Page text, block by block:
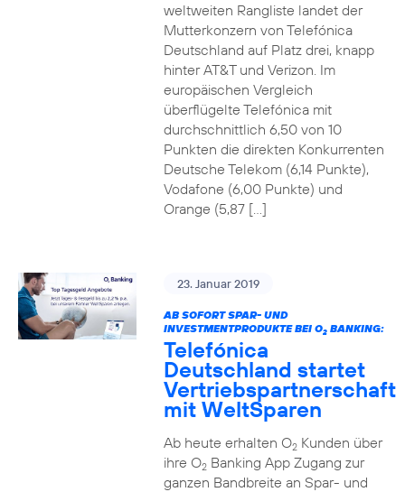
weltweiten Rangliste landet der
Mutterkonzern von Telefónica
Deutschland auf Platz drei, knapp
hinter AT&T und Verizon. Im
europäischen Vergleich
überflügelte Telefónica mit
durchschnittlich 6,50 von 10
Punkten die direkten Konkurrenten
Deutsche Telekom (6,14 Punkte),
Vodafone (6,00 Punkte) und
Orange (5,87 […]
23. Januar 2019
AB SOFORT SPAR- UND
INVESTMENTPRODUKTE BEI O2BANKING:
Telefónica
Deutschland startet
Vertriebspartnerschaft
mit WeltSparen
Ab heute erhalten O2Kunden über
ihre O2Banking App Zugang zur
ganzen Bandbreite an Spar- und